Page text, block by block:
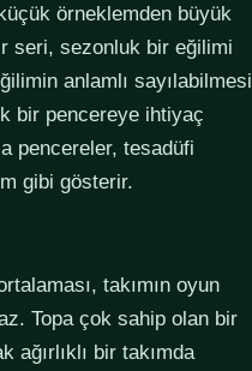
örneklemden büyük
seri, sezonluk bir eğilimi
anlamlı sayılabilmesi
bir pencereye ihtiyaç
pencereler, tesadüfi
gibi gösterir.
takımın oyun
Topa çok sahip olan bir
ağırlıklı bir takımda